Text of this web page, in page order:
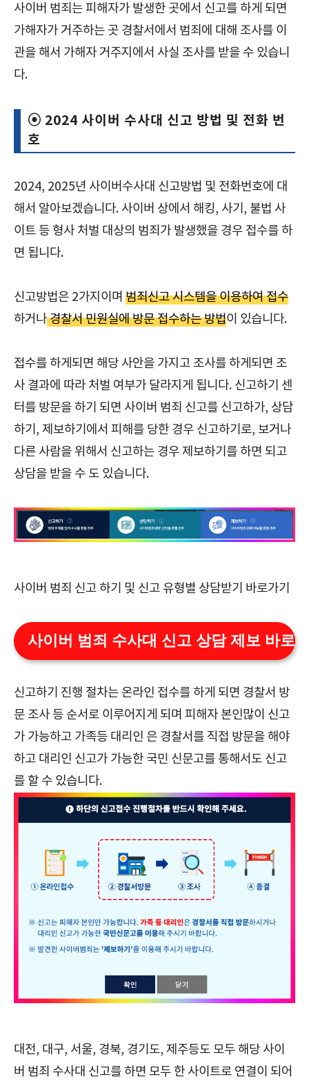
사이버 범죄는 피해자가 발생한 곳에서 신고를 하게 되면
가해자가 거주하는 곳 경찰서에서 범죄에 대해 조사를 이
관을 해서 가해자 거주지에서 사실 조사를 받을 수 있습니
다.
⦿ 2024 사이버 수사대 신고 방법 및 전화 번
호
2024, 2025년 사이버수사대 신고방법 및 전화번호에 대
해서 알아보겠습니다. 사이버 상에서 해킹, 사기, 불법 사
이트 등 형사 처벌 대상의 범죄가 발생했을 경우 접수를 하
면 됩니다.
신고방법은 2가지이며 범죄신고 시스템을 이용하여 접수
하거나경찰서 민원실에 방문 접수하는 방법이 있습니다.
접수를 하게되면 해당 사안을 가지고 조사를 하게되면 조
사 결과에 따라 처벌 여부가 달라지게 됩니다. 신고하기 센
터를 방문을 하기 되면 사이버 범죄 신고를 신고하가, 상담
하기, 제보하기에서 피해를 당한 경우 신고하기로, 보거나
다른 사람을 위해서 신고하는 경우 제보하기를 하면 되고
상담을 받을 수 도 있습니다.
사이버 범죄 신고 하기 및 신고 유형별 상담받기 바로가기
사이버 범죄 수사대 신고 상담 제보 바로
신고하기 진행 절차는 온라인 접수를 하게 되면 경찰서 방
문 조사 등 순서로 이루어지게 되며 피해자 본인많이 신고
가 가능하고 가족등 대리인 은 경찰서를 직접 방문을 해야
하고 대리인 신고가 가능한 국민 신문고를 통해서도 신고
를 할 수 있습니다.
대전, 대구, 서울, 경북, 경기도, 제주등도 모두 해당 사이
버 범죄 수사대 신고를 하면 모두 한 사이트로 연결이 되어